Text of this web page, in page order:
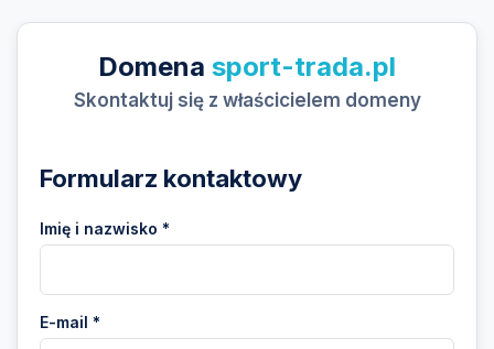
Domena sport-trada.pl
Skontaktuj się z właścicielem domeny
Formularz kontaktowy
Imię i nazwisko *
E-mail *